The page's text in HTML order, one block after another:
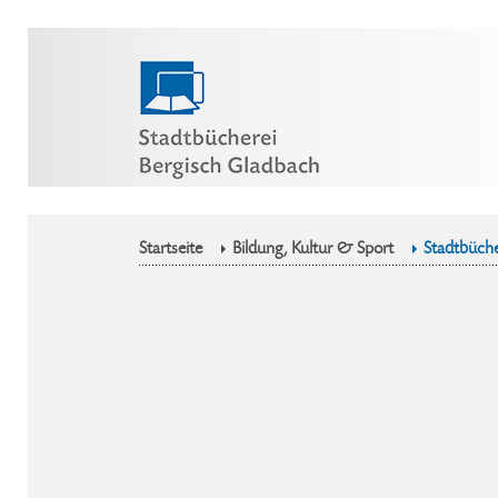
Startseite Bildung, Kultur & Sport